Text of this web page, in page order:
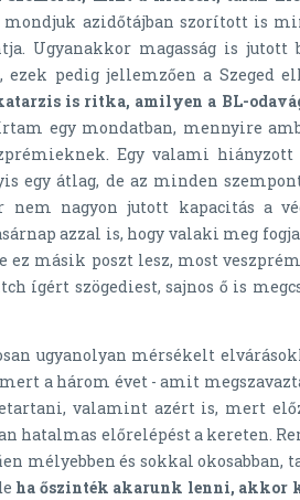
azidőtájban szorított is
Ugyanakkor magasság is jutott
ezek pedig jellemzően a Szeged
is ritka, amilyen a BL-
egy mondatban, mennyire
Egy valami hiányzott
egy átlag, de az minden
nagyon jutott kapacitás a
azzal is, hogy valaki meg
ez másik poszt lesz, most
ígért szögediest, sajnos ő is
ugyanolyan mérsékelt
a három évet - amit
valamint azért is, mert
hatalmas előrelépést a kereten.
mélyebben és sokkal okosabban,
ha őszinték akarunk lenni, akkor